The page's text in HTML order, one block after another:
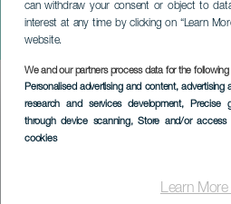
can withdraw your consent or object to
interest at any time by clicking on “Learn
website.
We and our partners process data for the
Personalised advertising and content,
research and services development, Precise
through device scanning, Store and/or access
cookies
Learn
Toninho Hora in
GRAN CANARIA
Imagen
Listado